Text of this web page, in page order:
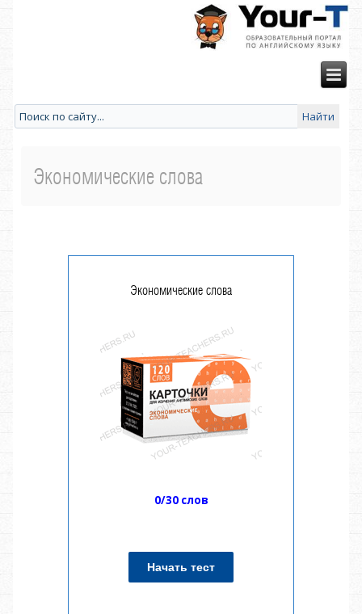
Экономические слова
Экономические слова
0/30 слов
Начать тест